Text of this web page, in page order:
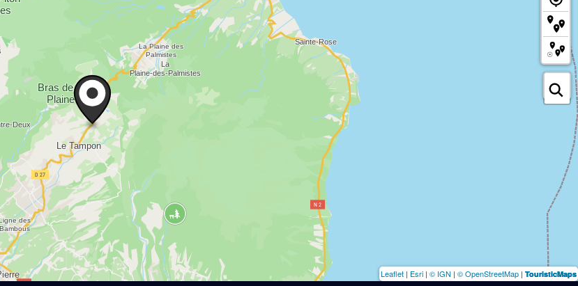
Leaflet | Esri | © IGN | © OpenStreetMap | TouristicMaps